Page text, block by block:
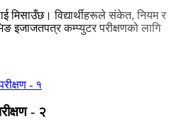
मिसाउँछ। विद्यार्थीहरूले संकेत, नियम र
इजाजतपत्र कम्प्युटर परीक्षणको लागि
- १
- २